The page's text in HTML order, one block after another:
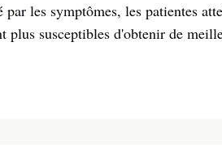
les symptômes, les patientes
plus susceptibles d'obtenir de